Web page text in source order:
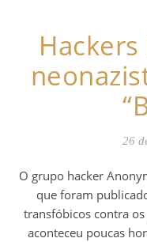
26
O grupo hacker Anonymous invadiu o blog neonazista em
que foram
transfóbicos contra os
aconteceu poucas